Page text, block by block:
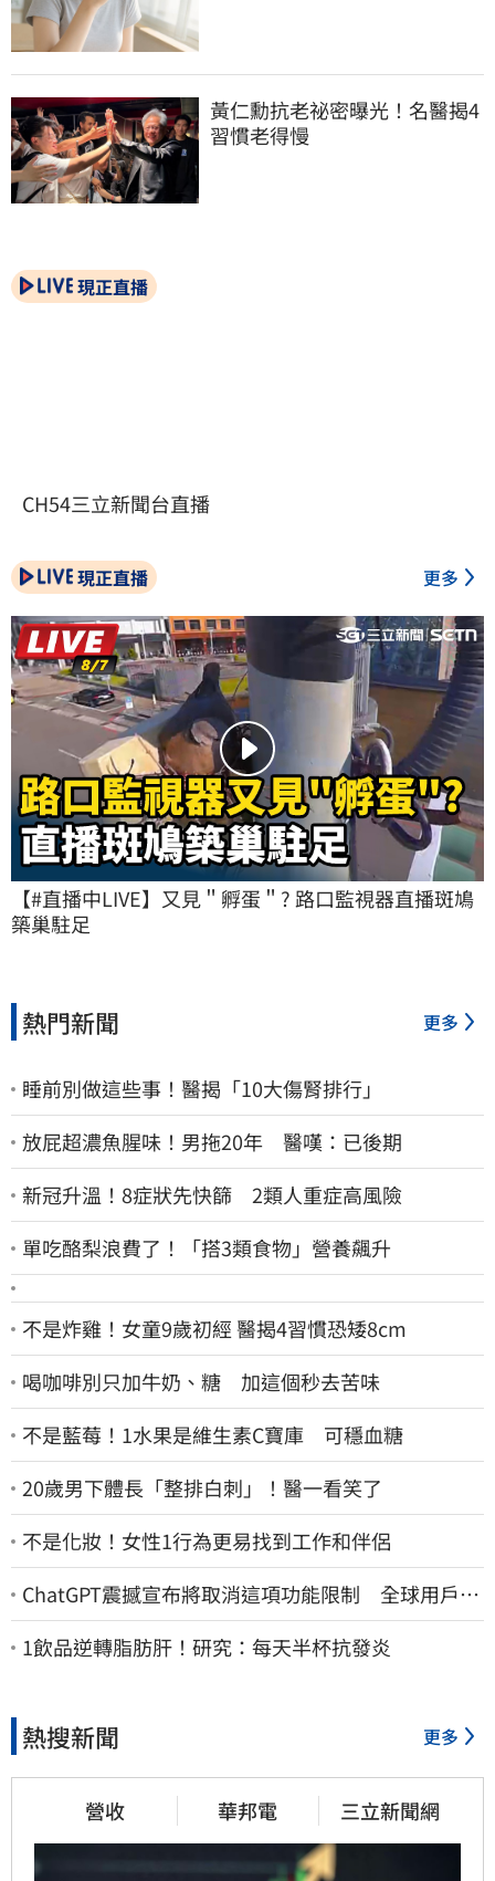
黃仁勳抗老祕密曝光！名醫揭4
習慣老得慢
現正直播
CH54三立新聞台直播
現正直播 更多
【#直播中LIVE】又見＂孵蛋＂? 路口監視器直播斑鳩
築巢駐足
熱門新聞 更多
睡前別做這些事！醫揭「10大傷腎排行」
放屁超濃魚腥味！男拖20年 醫嘆：已後期
新冠升溫！8症狀先快篩 2類人重症高風險
單吃酪梨浪費了！「搭3類食物」營養飆升
不是炸雞！女童9歲初經 醫揭4習慣恐矮8cm
喝咖啡別只加牛奶、糖 加這個秒去苦味
不是藍莓！1水果是維生素C寶庫 可穩血糖
20歲男下體長「整排白刺」！醫一看笑了
不是化妝！女性1行為更易找到工作和伴侶
ChatGPT震撼宣布將取消這項功能限制 全球用戶即
刻起「免費」用到飽
1飲品逆轉脂肪肝！研究：每天半杯抗發炎
熱搜新聞 更多
營收 華邦電 三立新聞網